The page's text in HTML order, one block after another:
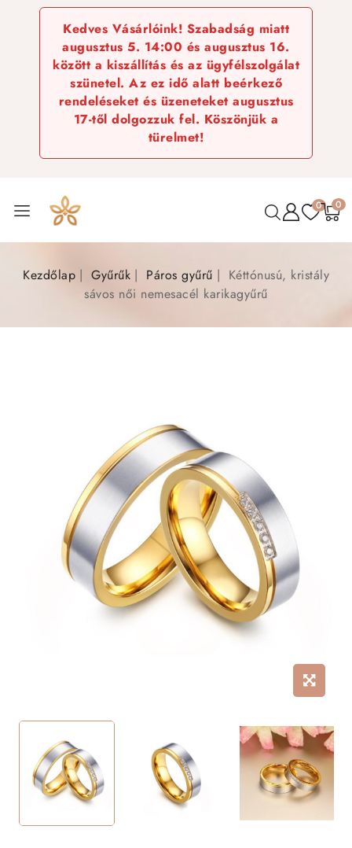
Kedves Vásárlóink! Szabadság miatt
augusztus 5. 14:00 és augusztus 16.
között a kiszállítás és az ügyfélszolgálat
szünetel. Az ez idő alatt beérkező
rendeléseket és üzeneteket augusztus
17-től dolgozzuk fel. Köszönjük a
türelmet!
0 0
Kezdőlap Gyűrűk Páros gyűrű
Kéttónusú, kristály
sávos női nemesacél karikagyűrű